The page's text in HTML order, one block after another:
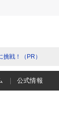
戦！（PR）
公式情報